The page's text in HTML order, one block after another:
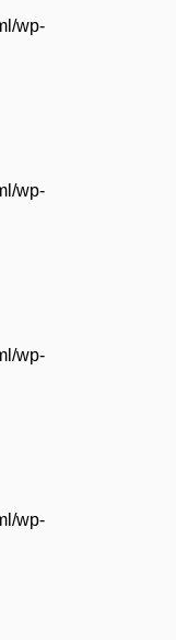
wp-
wp-
wp-
wp-